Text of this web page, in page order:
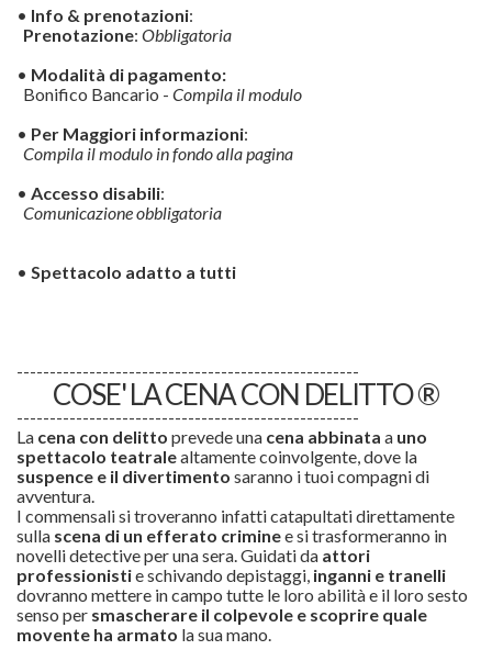
• Info & prenotazioni:
Prenotazione: Obbligatoria
• Modalità di pagamento:
Bonifico Bancario - Compila il modulo
• Per Maggiori informazioni:
Compila il modulo in fondo alla pagina
• Accesso disabili:
Comunicazione obbligatoria
• Spettacolo adatto a tutti
----------------------------------------------------
COSE' LA CENA CON DELITTO ®
----------------------------------------------------
La cena con delitto prevede una cena abbinata a uno
spettacolo teatralealtamente coinvolgente, dove la
suspence e il divertimento saranno i tuoi compagni di
avventura.
I commensali si troveranno infatti catapultati direttamente
sulla scena di un efferato criminee si trasformeranno in
novelli detective per una sera. Guidati da attori
professionistie schivando depistaggi, inganni e tranelli
dovranno mettere in campo tutte le loro abilità e il loro sesto
senso per smascherare il colpevole e scoprire quale
movente ha armato la sua mano.